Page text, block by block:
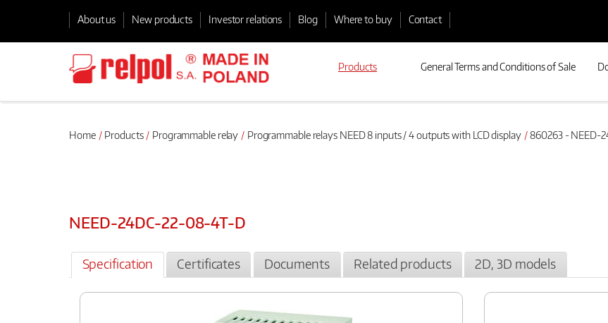
About us New products Investor relations Blog Where to buy Contact
Products General Terms and Conditions of Sale
Home Products Programmable relay Programmable relays NEED 8 inputs / 4 outputs with LCD display 860263 - NEED-
NEED-24DC-22-08-4T-D
Specification Certificates Documents Related products 2D, 3D models